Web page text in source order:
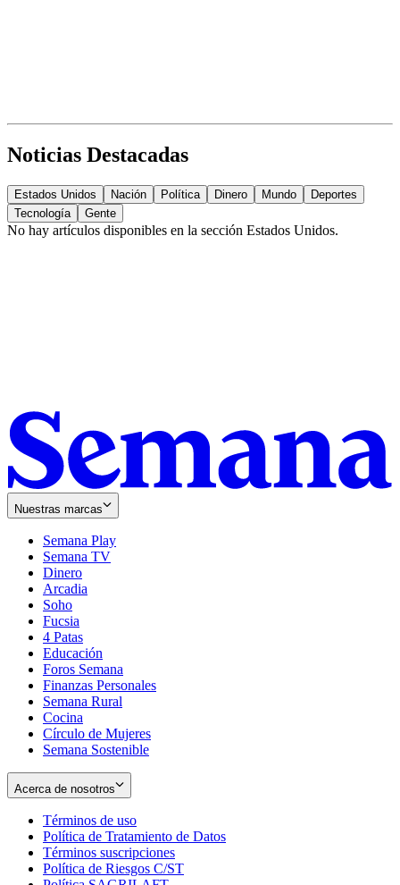
Noticias Destacadas
Estados Unidos Nación Política Dinero Mundo
Deportes
Tecnología
Gente
No hay artículos disponibles en la sección Estados Unidos.
Nuestras marcas
Semana Play
Semana TV
Dinero
Arcadia
Soho
in
new
window
Fucsia
in
new
window
4 Patas
Educación
Foros Semana
Finanzas Personales
Semana Rural
Cocina
Círculo de Mujeres
Semana Sostenible
Acerca de nosotros
Términos de uso
in
new
window
Política de Tratamiento de Datos
Términos suscripciones
in
Política de Riesgos C/ST